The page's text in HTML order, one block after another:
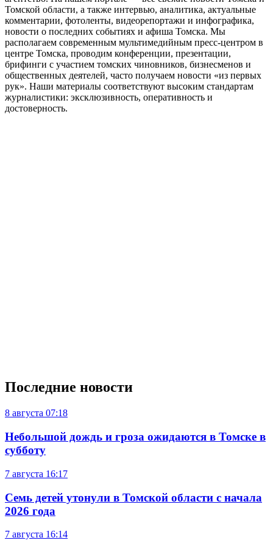
Томской области, а также интервью, аналитика, актуальные
комментарии, фотоленты, видеорепортажи и инфографика,
новости о последних событиях и афиша Томска. Мы
располагаем современным мультимедийным пресс-центром в
центре Томска, проводим конференции, презентации,
брифинги с участием томских чиновников, бизнесменов и
общественных деятелей, часто получаем новости «из первых
рук». Наши материалы соответствуют высоким стандартам
журналистики: эксклюзивность, оперативность и
достоверность.
Последние новости
8 августа 07:18
Небольшой дождь и гроза ожидаются в Томске в
субботу
7 августа 16:17
Семь детей утонули в Томской области с начала
2026 года
7 августа 16:14